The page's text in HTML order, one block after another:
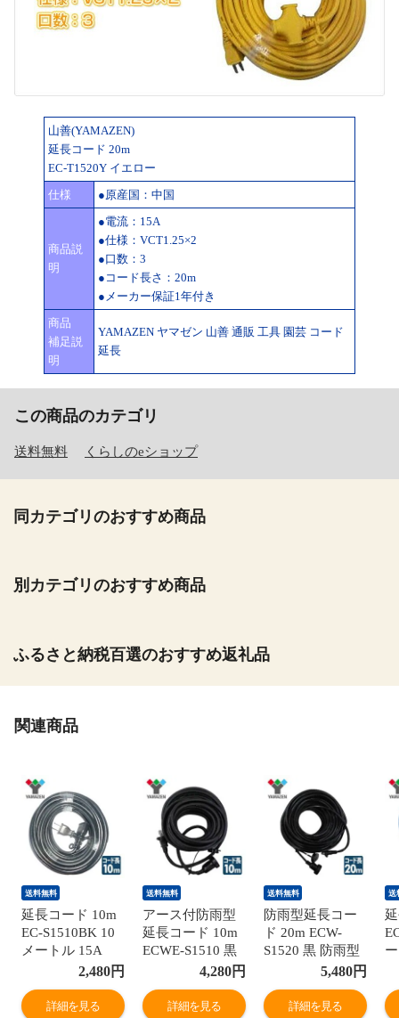
山善(YAMAZEN)
延長コード 20m
EC-T1520Y イエロー
仕様
●原産国：中国
商品説
明
●電流：15A
●仕様：VCT1.25×2
●口数：3
●コード長さ：20m
●メーカー保証1年付き
商品
補足説
明
YAMAZEN ヤマゼン 山善 通販 工具 園芸 コード
延長
この商品のカテゴリ
送料無料 くらしのeショップ
同カテゴリのおすすめ商品
別カテゴリのおすすめ商品
ふるさと納税百選のおすすめ返礼品
関連商品
送料無料
延長コード 10m
EC-S1510BK 10
メートル 15A
VCT1.25×2 山善
料無料】
2,480円
詳細を見る
送料無料
アース付防雨型
延長コード 10m
ECWE-S1510 黒
アース付防雨型
ートル 15A
4,280円
詳細を見る
送料無料
防雨型延長コー
ド 20m ECW-
S1520 黒 防雨型
電源コード 20メ
VCT1.25×2 山善
5,480円
詳細を見る
送